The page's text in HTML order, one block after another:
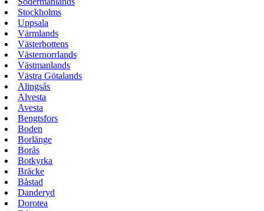
Stockholms
Uppsala
Värmlands
Västerbottens
Västernorrlands
Västmanlands
Västra Götalands
Alingsås
Alvesta
Avesta
Bengtsfors
Boden
Borlänge
Borås
Botkyrka
Bräcke
Båstad
Danderyd
Dorotea